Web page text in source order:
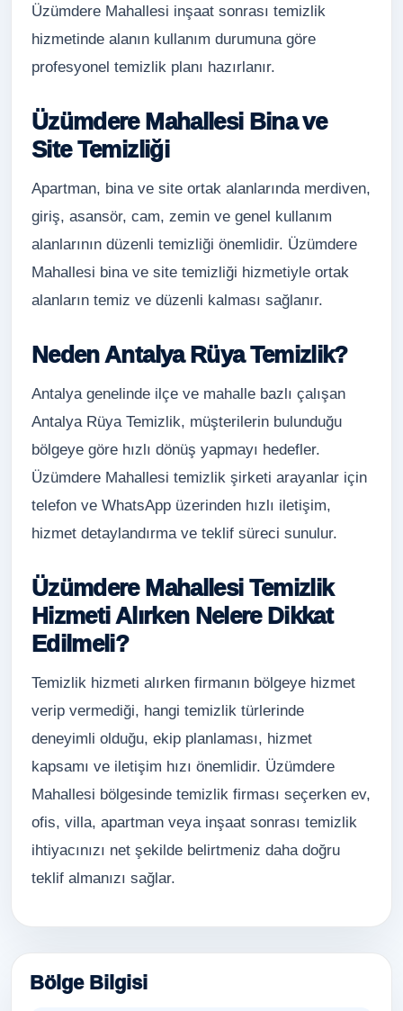
Üzümdere Mahallesi inşaat sonrası temizlik
hizmetinde alanın kullanım durumuna göre
profesyonel temizlik planı hazırlanır.
Üzümdere Mahallesi Bina ve
Site Temizliği
Apartman, bina ve site ortak alanlarında merdiven,
giriş, asansör, cam, zemin ve genel kullanım
alanlarının düzenli temizliği önemlidir. Üzümdere
Mahallesi bina ve site temizliği hizmetiyle ortak
alanların temiz ve düzenli kalması sağlanır.
Neden Antalya Rüya Temizlik?
Antalya genelinde ilçe ve mahalle bazlı çalışan
Antalya Rüya Temizlik, müşterilerin bulunduğu
bölgeye göre hızlı dönüş yapmayı hedefler.
Üzümdere Mahallesi temizlik şirketi arayanlar için
telefon ve WhatsApp üzerinden hızlı iletişim,
hizmet detaylandırma ve teklif süreci sunulur.
Üzümdere Mahallesi Temizlik
Hizmeti Alırken Nelere Dikkat
Edilmeli?
Temizlik hizmeti alırken firmanın bölgeye hizmet
verip vermediği, hangi temizlik türlerinde
deneyimli olduğu, ekip planlaması, hizmet
kapsamı ve iletişim hızı önemlidir. Üzümdere
Mahallesi bölgesinde temizlik firması seçerken ev,
ofis, villa, apartman veya inşaat sonrası temizlik
ihtiyacınızı net şekilde belirtmeniz daha doğru
teklif almanızı sağlar.
Bölge Bilgisi